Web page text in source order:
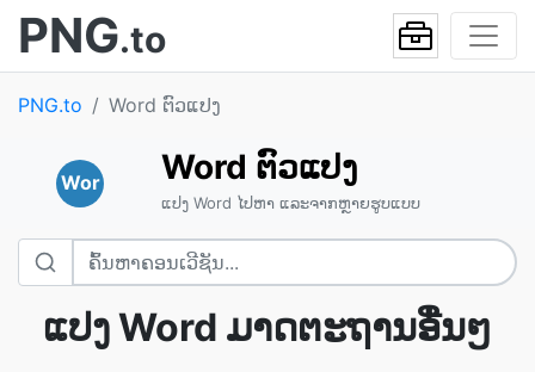
PNG.to
PNG.to Word ຕົວແປງ
Wor Word ຕົວແປງ
ແປງ Word ໄປ​ຫາ ແລະ​ຈາກ​ຫຼາຍ​ຮູບແບບ
ແປງ Word ມາດຕະຖານ​ອື່ນໆ